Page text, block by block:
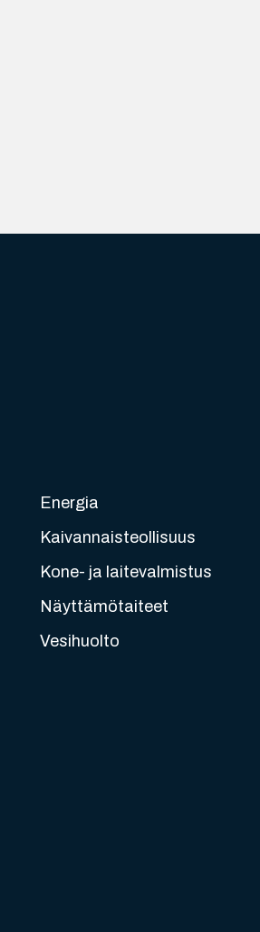
Energia
Kaivannaisteollisuus
Kone- ja laitevalmistus
Näyttämötaiteet
Vesihuolto